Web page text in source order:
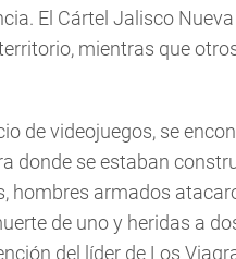
El Cártel Jalisco
mientras que
de videojuegos, se
donde se estaban
hombres armados
de uno y heridas a
del líder de Los